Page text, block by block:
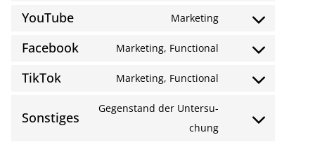
YouTube Marketing
Facebook Marketing, Functional
TikTok Marketing, Functional
Sonstiges
Gegen­stand der Unter­su­
chung